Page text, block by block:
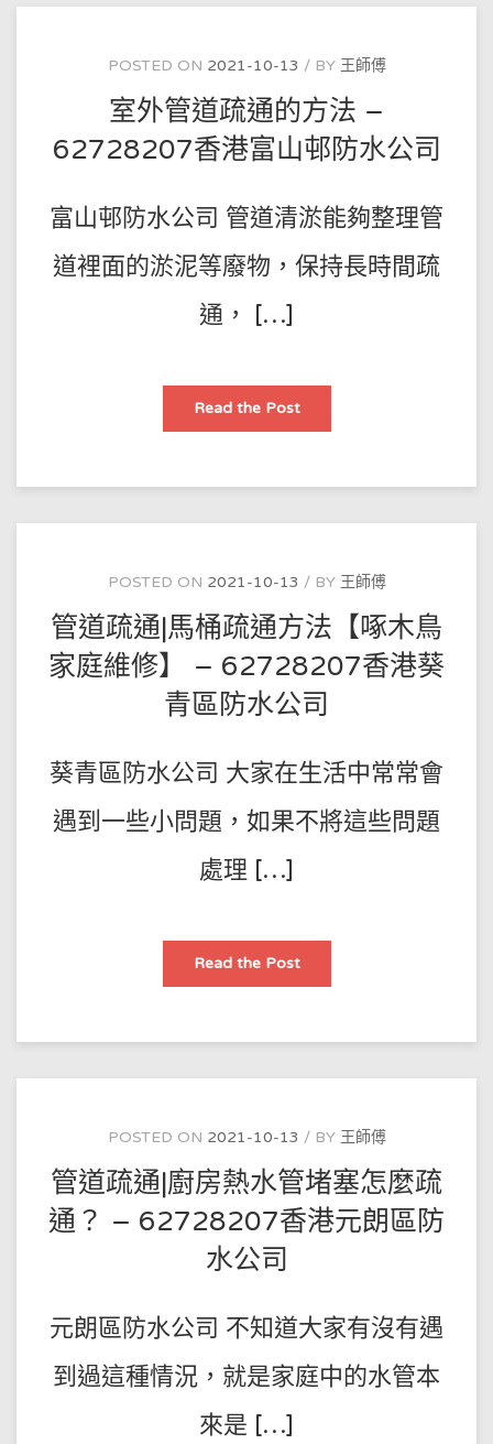
流
程
怎
樣
的
–
62728207
慈
雲
防
水
POSTED ON 2021-10-13 BY 王師傅
室外管道疏通的方法 –
62728207香港富山邨防水公司
富山邨防水公司 管道清淤能夠整理管
道裡面的淤泥等廢物，保持長時間疏
通， […]
Read the Post室
管
通
香
港
山
邨
防
水
司
POSTED ON 2021-10-13 BY 王師傅
管道疏通|馬桶疏通方法【啄木鳥
家庭維修】 – 62728207香港葵
青區防水公司
葵青區防水公司 大家在生活中常常會
遇到一些小問題，如果不將這些問題
處理 […]
Read the Post管
疏
桶
木
鳥
庭
維
修】
–
62728207
區
防
公
司
POSTED ON 2021-10-13 BY 王師傅
管道疏通|廚房熱水管堵塞怎麼疏
通？ – 62728207香港元朗區防
水公司
元朗區防水公司 不知道大家有沒有遇
到過這種情況，就是家庭中的水管本
來是 […]